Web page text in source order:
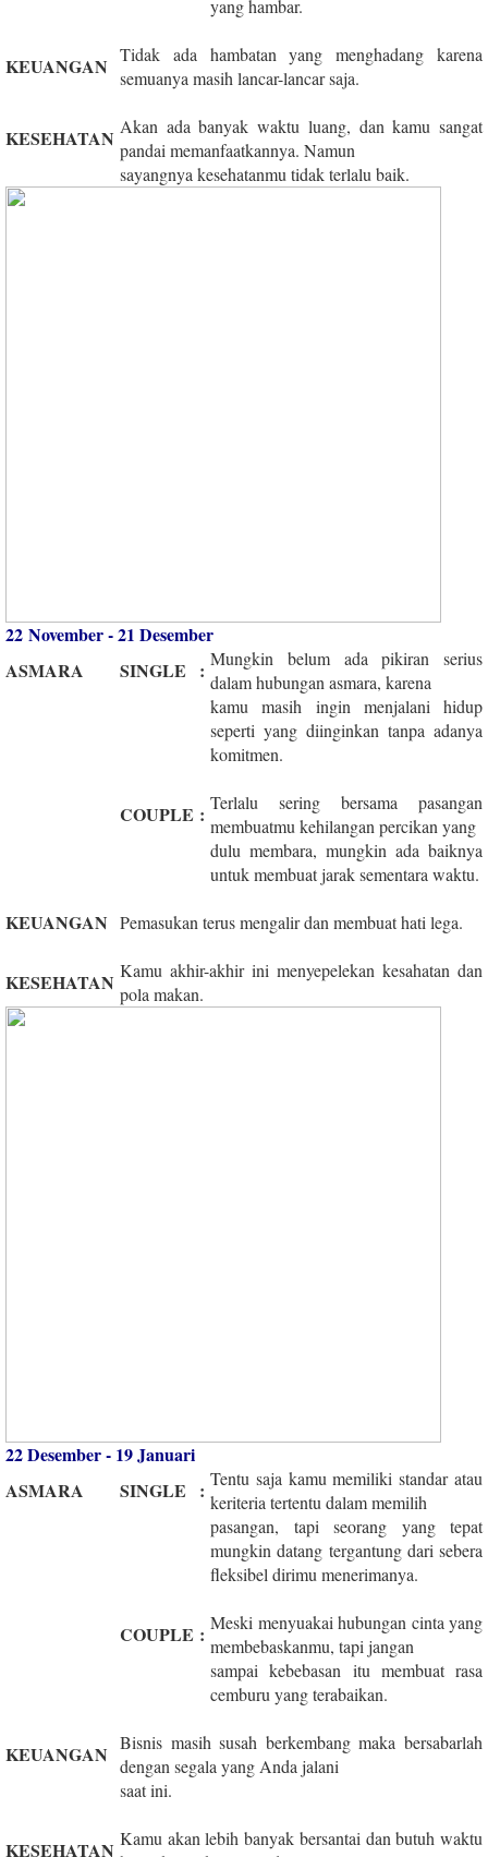
yang hambar.
KEUANGAN Tidak ada hambatan yang menghadang karena
semuanya masih lancar-lancar saja.
KESEHATAN Akan ada banyak waktu luang, dan kamu sangat
pandai memanfaatkannya. Namun
sayangnya kesehatanmu tidak terlalu baik.
22 November - 21 Desember
ASMARA
SINGLE : Mungkin belum ada pikiran serius
dalam hubungan asmara, karena
kamu masih ingin menjalani hidup
seperti yang diinginkan tanpa adanya
komitmen.
COUPLE : Terlalu sering bersama pasangan
membuatmu kehilangan percikan yang
dulu membara, mungkin ada baiknya
untuk membuat jarak sementara waktu.
KEUANGAN Pemasukan terus mengalir dan membuat hati lega.
KESEHATAN Kamu akhir-akhir ini menyepelekan kesahatan dan
pola makan.
22 Desember - 19 Januari
ASMARA
SINGLE : Tentu saja kamu memiliki standar atau
keriteria tertentu dalam memilih
pasangan, tapi seorang yang tepat
mungkin datang tergantung dari sebera
fleksibel dirimu menerimanya.
COUPLE : Meski menyuakai hubungan cinta yang
membebaskanmu, tapi jangan
sampai kebebasan itu membuat rasa
cemburu yang terabaikan.
KEUANGAN Bisnis masih susah berkembang maka bersabarlah
dengan segala yang Anda jalani
saat ini.
KESEHATAN Kamu akan lebih banyak bersantai dan butuh waktu